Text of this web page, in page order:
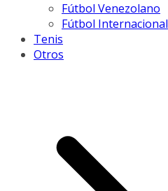
Fútbol Venezolano
Fútbol Internacional
Tenis
Otros